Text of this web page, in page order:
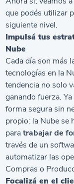
que podés utilizar
siguiente nivel.
Impulsá tus
Nube
Cada día son más
tecnologías en la
tendencia no solo
ganando fuerza.
forma segura sin
propio: la Nube se
paratrabajar de
través de un
automatizar las
Compras o
Focalizá en el